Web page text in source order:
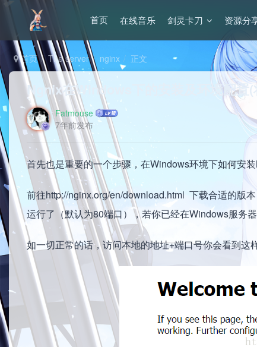
首页 在线音乐 剑灵卡刀 资源分
首页 The server nginx 正文
Ngnix在Windows下的安装及环境配置(
Fatmouse
7年前发布
首先也是重要的一个步骤，在Windows环境下如何安
前往http://nginx.org/en/download.html 下载合适的版
运行了（默认为80端口），若你已经在Windows服务
如一切正常的话，访问本地的地址+端口号你会看到这